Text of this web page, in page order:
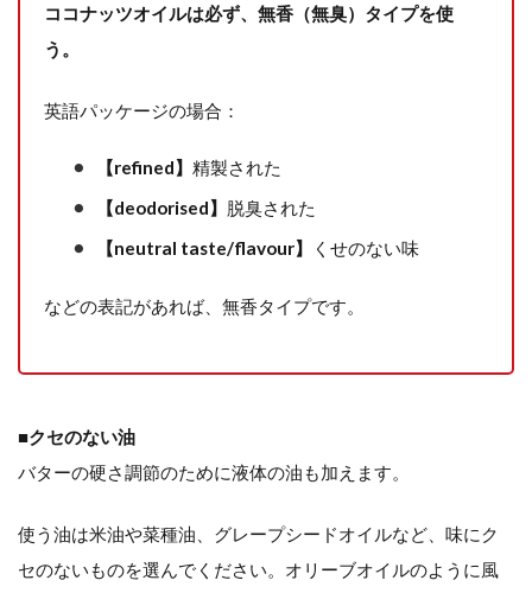
ココナッツオイルは必ず、無香（無臭）タイプを使
う。
英語パッケージの場合：
【refined】 精製された
【deodorised】 脱臭された
【neutral taste/flavour】
くせのない味
などの表記があれば、無香タイプです。
■クセのない油
バターの硬さ調節のために液体の油も加えます。
使う油は米油や菜種油、グレープシードオイルなど、味にク
セのないものを選んでください。オリーブオイルのように風